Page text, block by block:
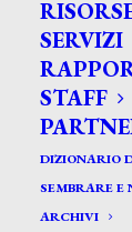
SERVIZI
STAFF
DIZIONARIO
SEMBRARE E
ARCHIVI
Search
for: